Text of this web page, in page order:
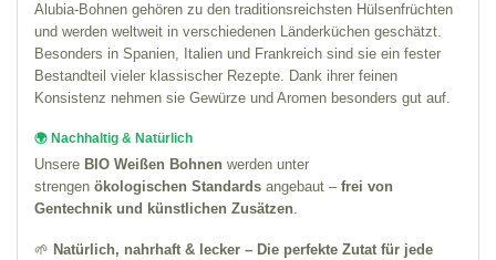
Alubia-Bohnen gehören zu den traditionsreichsten Hülsenfrüchten
und werden weltweit in verschiedenen Länderküchen geschätzt.
Besonders in Spanien, Italien und Frankreich sind sie ein fester
Bestandteil vieler klassischer Rezepte. Dank ihrer feinen
Konsistenz nehmen sie Gewürze und Aromen besonders gut auf.
🌍 Nachhaltig & Natürlich
Unsere BIO Weißen Bohnen werden unter
strengen ökologischen Standards angebaut – frei von
Gentechnik und künstlichen Zusätzen.
🌱 Natürlich, nahrhaft & lecker – Die perfekte Zutat für jede